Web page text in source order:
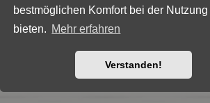
bestmöglichen Komfort bei der Nutzung
bieten. Mehr erfahren
Verstanden!